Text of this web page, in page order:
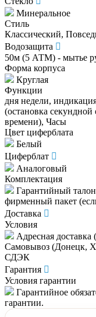
Минеральное
Стиль
Классический,
Водозащита
50м (5 АТМ) - мытье
Форма корпуса
Круглая
Функции
дня недели,
(остановка секундной
времени), Часы
Цвет циферблата
Белый
Циферблат
Аналоговый
Комплектация
Гарантийный
фирменный пакет
Доставка
Условия
Адресная
Самовывоз (Донецк,
СДЭК
Гарантия
Условия гарантии
Гарантийное
гарантии.